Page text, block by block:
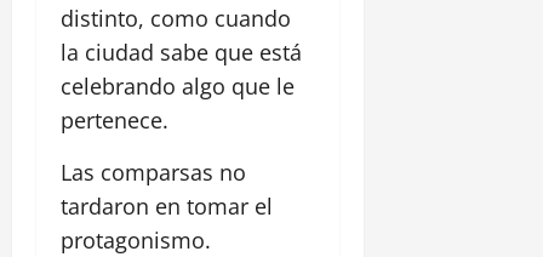
distinto, como cuando
la ciudad sabe que está
celebrando algo que le
pertenece.
Las comparsas no
tardaron en tomar el
protagonismo.